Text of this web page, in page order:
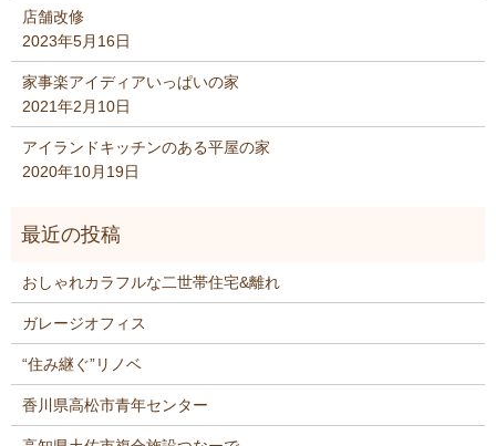
店舗改修
2023年5月16日
家事楽アイディアいっぱいの家
2021年2月10日
アイランドキッチンのある平屋の家
2020年10月19日
おしゃれカラフルな二世帯住宅&離れ
ガレージオフィス
“住み継ぐ”リノベ
香川県高松市青年センター